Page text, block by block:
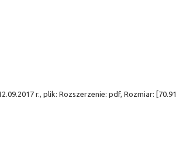
r., plik: Rozszerzenie: pdf, Rozmiar: [70.91